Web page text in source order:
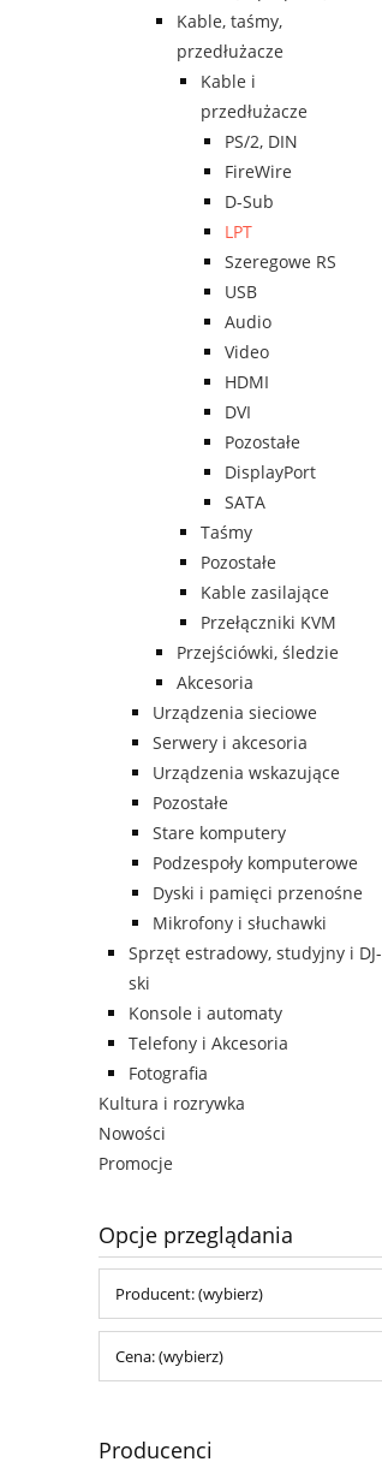
Kable, taśmy,
przedłużacze
Kable i
przedłużacze
PS/2, DIN
FireWire
D-Sub
LPT
Szeregowe RS
USB
Audio
Video
HDMI
DVI
Pozostałe
DisplayPort
SATA
Taśmy
Pozostałe
Kable zasilające
Przełączniki KVM
Przejściówki, śledzie
Akcesoria
Urządzenia sieciowe
Serwery i akcesoria
Urządzenia wskazujące
Pozostałe
Stare komputery
Podzespoły komputerowe
Dyski i pamięci przenośne
Mikrofony i słuchawki
Sprzęt estradowy, studyjny i DJ-
ski
Konsole i automaty
Telefony i Akcesoria
Fotografia
Kultura i rozrywka
Nowości
Promocje
Opcje przeglądania
Producent: (wybierz)
Cena: (wybierz)
Producenci